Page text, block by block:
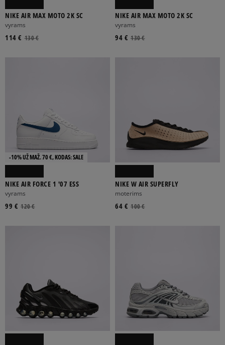
NIKE AIR MAX MOTO 2K SC
vyrams
130 €
114 €
NIKE AIR MAX MOTO 2K SC
vyrams
130 €
94 €
-10% UŽ MAŽ. 70 €, KODAS: SALE
NIKE AIR FORCE 1 '07 ESS
vyrams
120 €
99 €
NIKE W AIR SUPERFLY
moterims
100 €
64 €